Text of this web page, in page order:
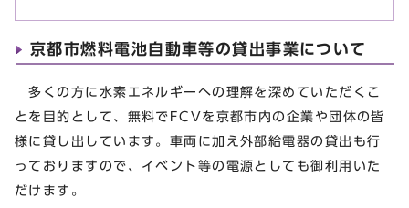
京都市燃料電池自動車等の貸出事業について
多くの方に水素エネルギーへの理解を深めていただくこ
とを目的として、無料でFCVを京都市内の企業や団体の皆
様に貸し出しています。車両に加え外部給電器の貸出も行
っておりますので、イベント等の電源としても御利用いた
だけます。